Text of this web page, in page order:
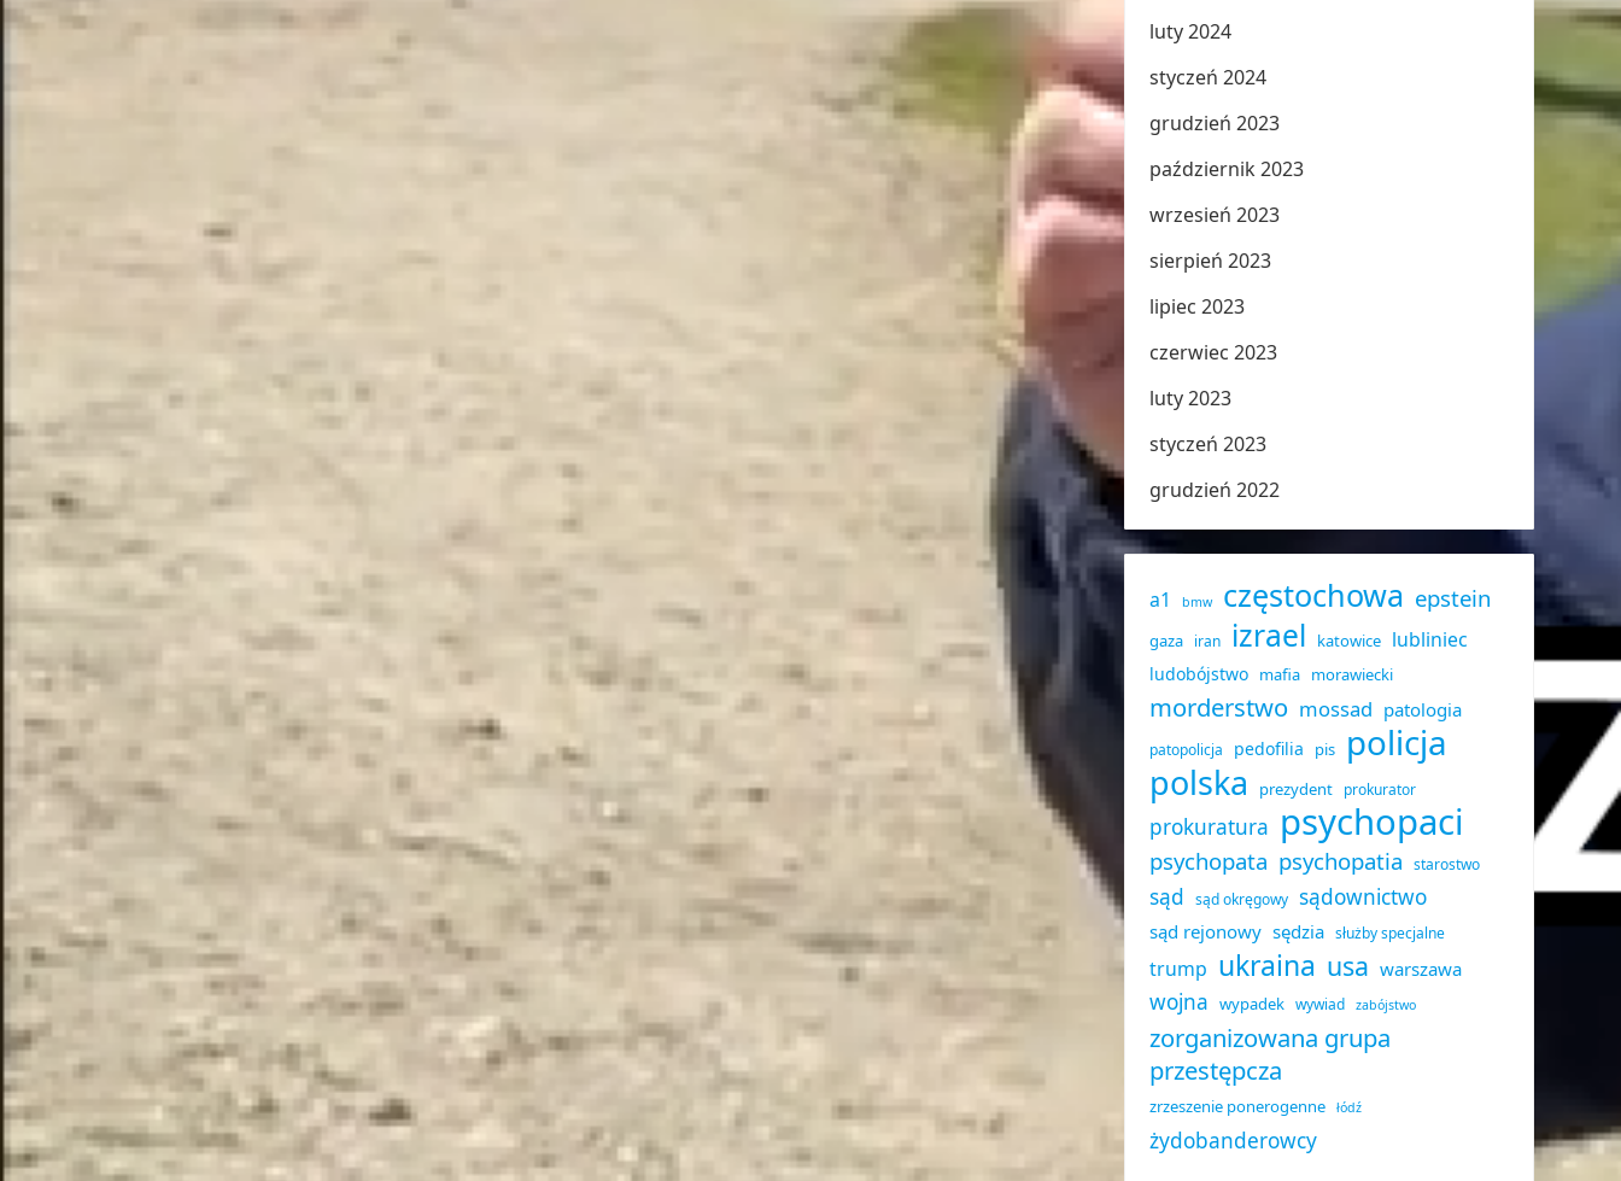
luty 2024
styczeń 2024
grudzień 2023
październik 2023
wrzesień 2023
sierpień 2023
lipiec 2023
czerwiec 2023
luty 2023
styczeń 2023
grudzień 2022
a1 bmw częstochowa epstein
gaza iran izrael katowice lubliniec
ludobójstwo mafia morawiecki
morderstwo mossad patologia
patopolicja pedofilia pis policja
polska prezydent prokurator
prokuratura psychopaci
psychopata psychopatia starostwo
sąd sąd okręgowy sądownictwo
sąd rejonowy sędzia służby specjalne
trump ukraina usa warszawa
wojna wypadek wywiad zabójstwo
zorganizowana grupa
przestępcza
zrzeszenie ponerogenne łódź
żydobanderowcy